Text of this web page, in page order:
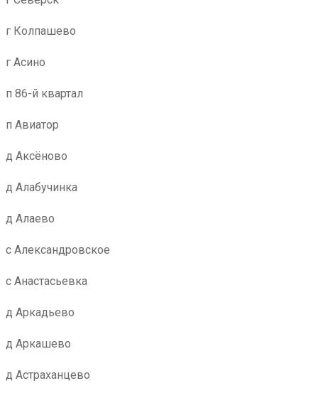
г Колпашево
г Асино
п 86-й квартал
п Авиатор
д Аксёново
д Алабучинка
д Алаево
с Александровское
с Анастасьевка
д Аркадьево
д Аркашево
д Астраханцево